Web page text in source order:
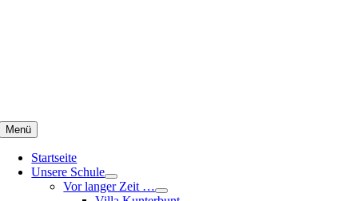
Menü
Startseite
Unsere Schule
Vor langer Zeit …